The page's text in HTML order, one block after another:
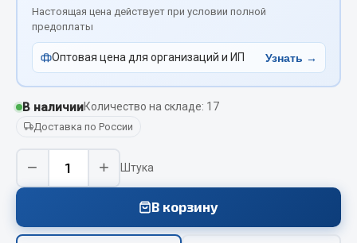
Вымпела
Показать ещё
Весь раздел
Смазочные материалы
Масла
Охладжающие жидкости
Технические жидкости
Настоящая цена действует при условии полной
предоплаты
Оптовая цена для организаций и ИП Узнать →
В наличииКоличество на складе: 17
Доставка по России
− + Штука
В корзину